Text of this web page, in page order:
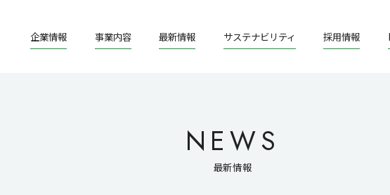
企業情報 事業内容 最新情報 サステナビリティ 採用情報
NEWS
最新情報